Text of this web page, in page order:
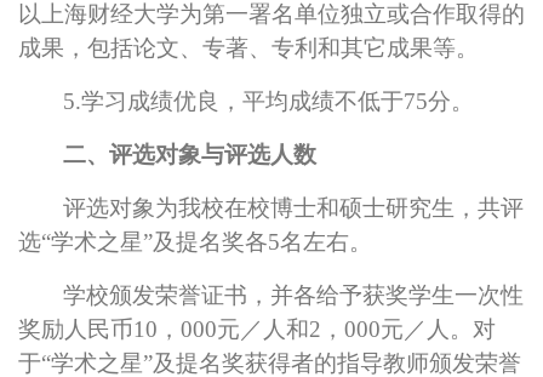
以上海财经大学为第一署名单位独立或合作取得的
成果，包括论文、专著、专利和其它成果等。
5.学习成绩优良，平均成绩不低于75分。
二、评选对象与评选人数
评选对象为我校在校博士和硕士研究生，共评
选“学术之星”及提名奖各5名左右。
学校颁发荣誉证书，并各给予获奖学生一次性
奖励人民币10，000元／人和2，000元／人。对
于“学术之星”及提名奖获得者的指导教师颁发荣誉